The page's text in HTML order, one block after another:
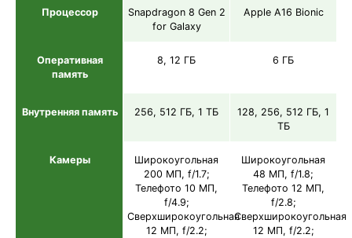
Процессор
Snapdragon 8 Gen 2
for Galaxy
Apple A16 Bionic
Оперативная
память
8, 12 ГБ 6 ГБ
Внутренняя память 256, 512 ГБ, 1 ТБ
128, 256, 512 ГБ, 1
ТБ
Камеры
Широкоугольная
200 МП, f/1.7;
Телефото 10 МП,
f/4.9;
Сверхширокоугольная
12 МП, f/2.2;
Широкоугольная
48 МП, f/1.8;
Телефото 12 МП,
f/2.8;
Сверхширокоугольная
12 МП, f/2.2;